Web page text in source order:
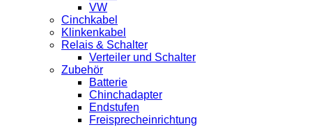
VW
Cinchkabel
Klinkenkabel
Relais & Schalter
Verteiler und Schalter
Zubehör
Batterie
Chinchadapter
Endstufen
Freisprecheinrichtung